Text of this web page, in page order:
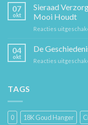
07
okt
Sieraad
Mooi Houdt
Reacties
04
okt
De
Reacties
TAGS
0 18K Goud Hanger